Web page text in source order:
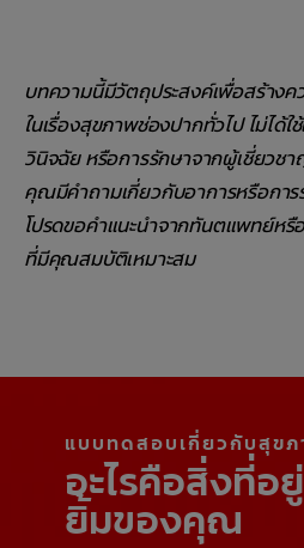
บทความนี้มีวัตถุประสงค์เพื่อสร้างคว
ในเรื่องสุขภาพช่องปากทั่วไป ไม่ได้ใ
วินิจฉัย หรือการรักษาจากผู้เชี่ยวช
คุณมีคำถามเกี่ยวกับอาการหรือกา
โปรดขอคำแนะนำจากทันตแพทย์ห
ที่มีคุณสมบัติเหมาะสม
แบบทดสอบเกี่ยวกับสุข
อะไรคือสิ่งที่อ
ยิ้มของคุณ